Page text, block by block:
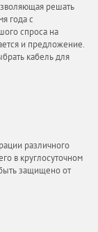
решать
года с
спроса на
и предложение.
кабель для
различного
в круглосуточном
защищено от